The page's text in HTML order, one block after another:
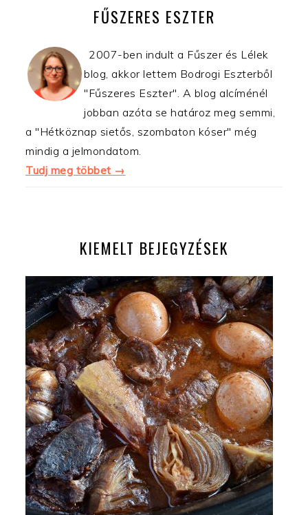
OLDALSÁVFŰSZERES ESZTER
2007-ben indult a Fűszer és Lélek
blog, akkor lettem Bodrogi Eszterből
"Fűszeres Eszter". A blog alcíménél
jobban azóta se határoz meg semmi,
a "Hétköznap sietős, szombaton kóser" még
mindig a jelmondatom.
Tudj meg többet →
KIEMELT BEJEGYZÉSEK